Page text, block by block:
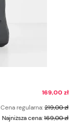
169,00 zł
Cena regularna:219,00 zł
Najniższa cena:169,00 zł